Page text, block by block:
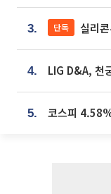
3. 단독 실리콘투,
4.
5. 코스피